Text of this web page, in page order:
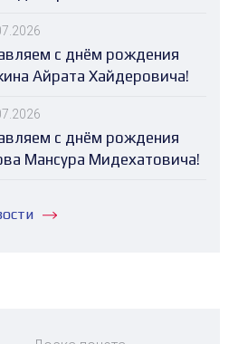
с днём рождения
Айрата Хайдеровича!
с днём рождения
Мансура Мидехатовича!